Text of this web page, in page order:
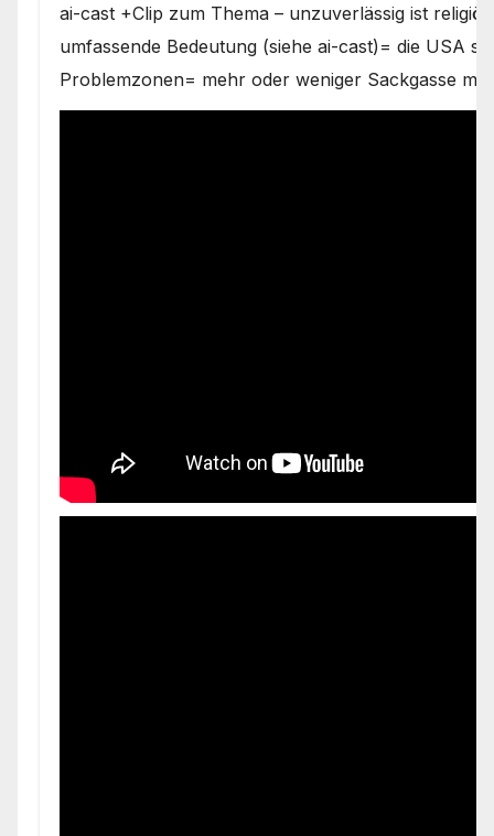
ai-cast +Clip zum Thema – unzuverlässig ist
umfassende Bedeutung (siehe ai-cast)= die USA
Problemzonen= mehr oder weniger Sackgasse mit